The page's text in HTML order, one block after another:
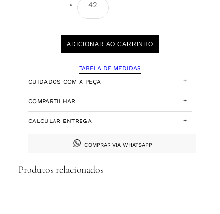
42
ADICIONAR AO CARRINHO
TABELA DE MEDIDAS
CUIDADOS COM A PEÇA
+
COMPARTILHAR +
CALCULAR ENTREGA +
COMPRAR VIA WHATSAPP
Produtos relacionados